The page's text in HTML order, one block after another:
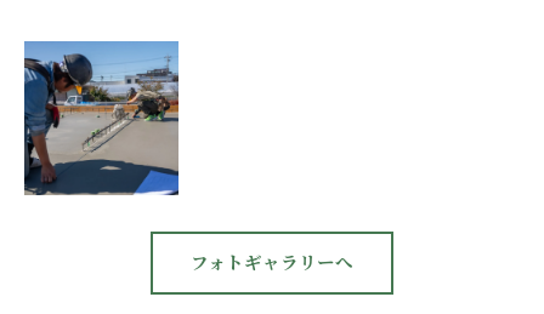
フォトギャラリーへ